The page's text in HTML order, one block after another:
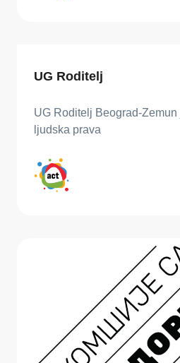
UG Roditelj
UG Roditelj Beograd-
ljudska prava